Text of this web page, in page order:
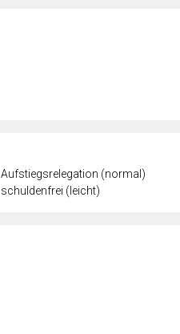
Aufstiegsrelegation (normal)
schuldenfrei (leicht)